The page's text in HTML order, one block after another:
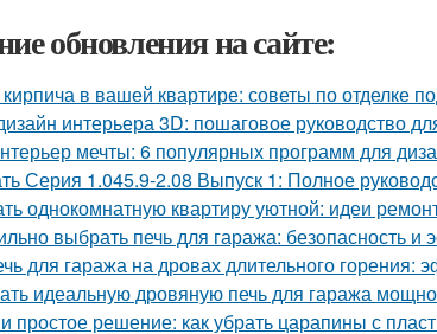
обновления на сайте:
кирпича в вашей квартире: советы по отделке
интерьера 3D: пошаговое руководство
мечты: 6 популярных программ для
Серия 1.045.9-2.08 Выпуск 1: Полное
однокомнатную квартиру уютной: идеи
выбрать печь для гаража: безопасность и
для гаража на дровах длительного
идеальную дровяную печь для гаража
простое решение: как убрать царапины с